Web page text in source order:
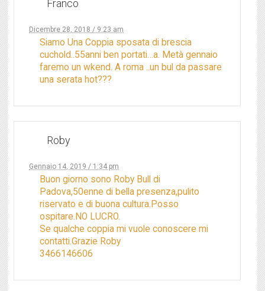
Franco
Dicembre 28, 2018 / 9:23 am
Siamo Una Coppia sposata di brescia
cuchold..55anni ben portati…a. Metà gennaio
faremo un wkend. A roma ..un bul da passare
una serata hot???
Roby
Gennaio 14, 2019 / 1:34 pm
Buon giorno sono Roby Bull di
Padova,50enne di bella presenza,pulito
riservato e di buona cultura.Posso
ospitare.NO LUCRO.
Se qualche coppia mi vuole conoscere mi
contatti.Grazie Roby
3466146606